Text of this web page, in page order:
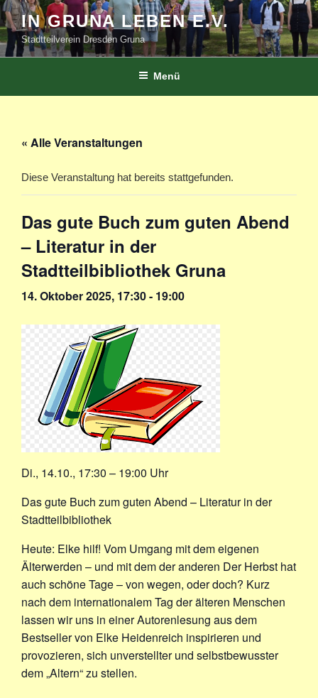
Zum
Inhalt
springen
IN GRUNA LEBEN E.V.
Stadtteilverein Dresden Gruna
Menü
« Alle Veranstaltungen
Diese Veranstaltung hat bereits stattgefunden.
Das gute Buch zum guten Abend
– Literatur in der
Stadtteilbibliothek Gruna
14. Oktober 2025, 17:30- 19:00
Di., 14.10., 17:30 – 19:00 Uhr
Das gute Buch zum guten Abend – Literatur in der
Stadtteilbibliothek
Heute: Elke hilf! Vom Umgang mit dem eigenen
Älterwerden – und mit dem der anderen Der Herbst hat
auch schöne Tage – von wegen, oder doch? Kurz
nach dem internationalem Tag der älteren Menschen
lassen wir uns in einer Autorenlesung aus dem
Bestseller von Elke Heidenreich inspirieren und
provozieren, sich unverstellter und selbstbewusster
dem „Altern“ zu stellen.